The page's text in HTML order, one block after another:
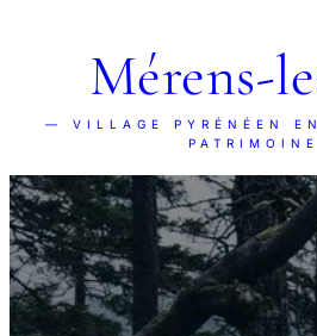
Mérens-
— VILLAGE PYRÉNÉEN